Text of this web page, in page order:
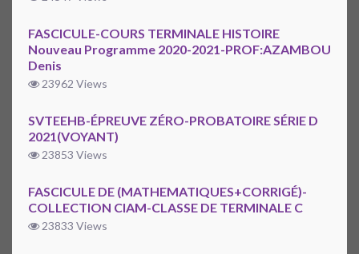
FASCICULE-COURS TERMINALE HISTOIRE
Nouveau Programme 2020-2021-PROF:AZAMBOU
Denis
23962 Views
SVTEEHB-ÉPREUVE ZÉRO-PROBATOIRE SÉRIE D
2021(VOYANT)
23853 Views
FASCICULE DE (MATHEMATIQUES+CORRIGÉ)-
COLLECTION CIAM-CLASSE DE TERMINALE C
23833 Views